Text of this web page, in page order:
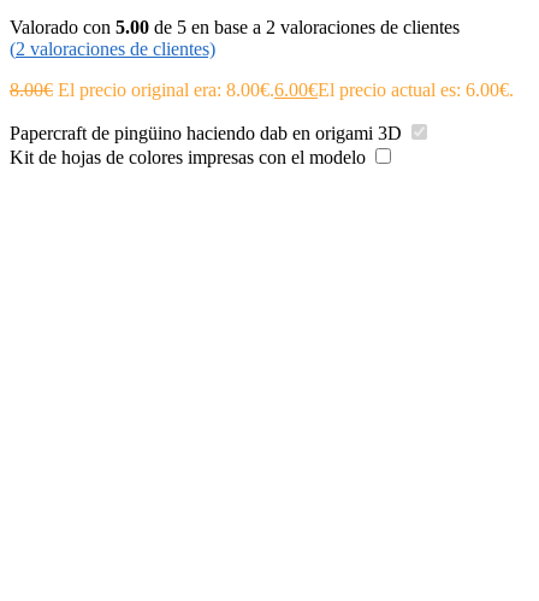
Valorado con 5.00 de 5 en base a 2 valoraciones de clientes
(2 valoraciones de clientes)
8.00€ El precio original era: 8.00€.6.00€El precio actual es: 6.00€.
Papercraft de pingüino haciendo dab en origami 3D
Kit de hojas de colores impresas con el modelo